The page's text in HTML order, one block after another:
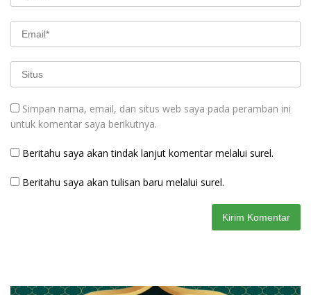
Simpan nama, email, dan situs web saya pada peramban ini
untuk komentar saya berikutnya.
Beritahu saya akan tindak lanjut komentar melalui surel.
Beritahu saya akan tulisan baru melalui surel.